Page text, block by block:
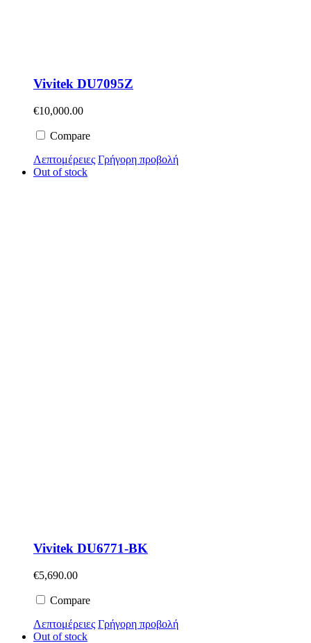
Vivitek DU7095Z
€10,000.00
Compare
Λεπτομέρειες Γρήγορη προβολή
Out of stock
Vivitek DU6771-BK
€5,690.00
Compare
Λεπτομέρειες Γρήγορη προβολή
Out of stock